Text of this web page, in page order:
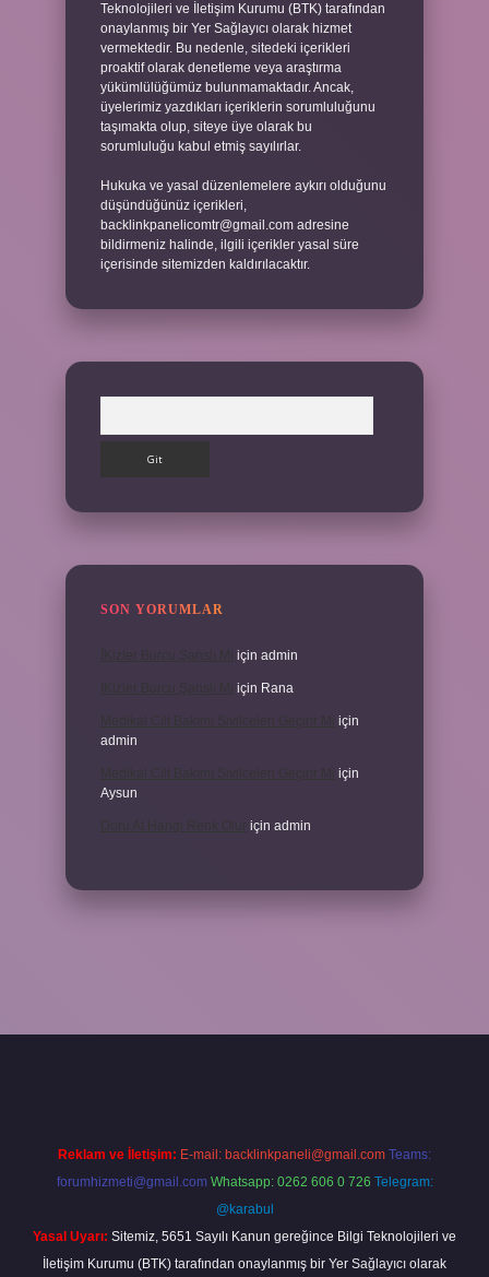
Teknolojileri ve İletişim Kurumu (BTK) tarafından
onaylanmış bir Yer Sağlayıcı olarak hizmet
vermektedir. Bu nedenle, sitedeki içerikleri
proaktif olarak denetleme veya araştırma
yükümlülüğümüz bulunmamaktadır. Ancak,
üyelerimiz yazdıkları içeriklerin sorumluluğunu
taşımakta olup, siteye üye olarak bu
sorumluluğu kabul etmiş sayılırlar.
Hukuka ve yasal düzenlemelere aykırı olduğunu
düşündüğünüz içerikleri,
backlinkpanelicomtr@gmail.com adresine
bildirmeniz halinde, ilgili içerikler yasal süre
içerisinde sitemizden kaldırılacaktır.
SON YORUMLAR
için admin
için Rana
için
admin
Medikal Cilt Bakımı Sivilceleri Geçirir Mi
için
Aysun
için admin
Reklam ve İletişim: E-mail: backlinkpaneli@gmail.com Teams:
forumhizmeti@gmail.com Whatsapp: 0262 606 0 726 Telegram:
@karabul
Yasal Uyarı: Sitemiz, 5651 Sayılı Kanun gereğince Bilgi Teknolojileri ve
İletişim Kurumu (BTK) tarafından onaylanmış bir Yer Sağlayıcı olarak